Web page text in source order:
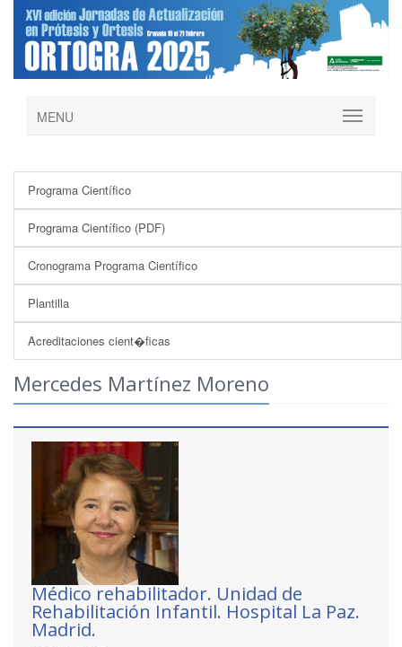
MENU
Programa Científico
Programa Científico (PDF)
Cronograma Programa Científico
Plantilla
Acreditaciones cient�ficas
Mercedes Martínez Moreno
Médico rehabilitador. Unidad de
Rehabilitación Infantil. Hospital La Paz.
Madrid.